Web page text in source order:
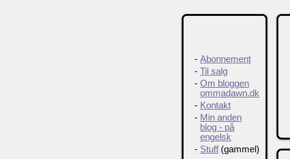
- Abonnement
- Til salg
- Om bloggen
ommadawn.dk
- Kontakt
- Min anden
blog - på
engelsk
- Stuff(gammel)